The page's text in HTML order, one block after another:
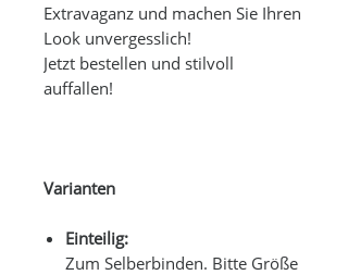
Extravaganz und machen Sie Ihren
Look unvergesslich!
Jetzt bestellen und stilvoll
auffallen!
Varianten
Einteilig:
Zum Selberbinden. Bitte Größe